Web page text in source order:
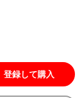
登録して購入